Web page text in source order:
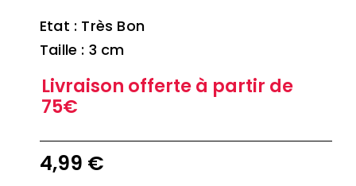
Etat : Très Bon
Taille : 3 cm
Livraison offerte à partir de
75€
4,99 €